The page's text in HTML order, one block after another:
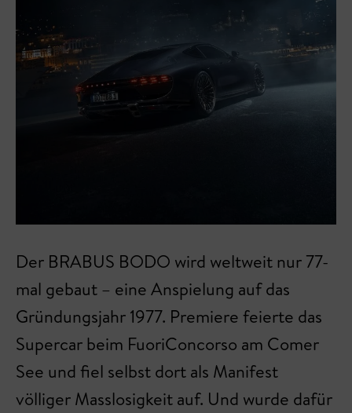
Der BRABUS BODO wird weltweit nur 77-
mal gebaut – eine Anspielung auf das
Gründungsjahr 1977. Premiere feierte das
Supercar beim FuoriConcorso am Comer
See und fiel selbst dort als Manifest
völliger Masslosigkeit auf. Und wurde dafür